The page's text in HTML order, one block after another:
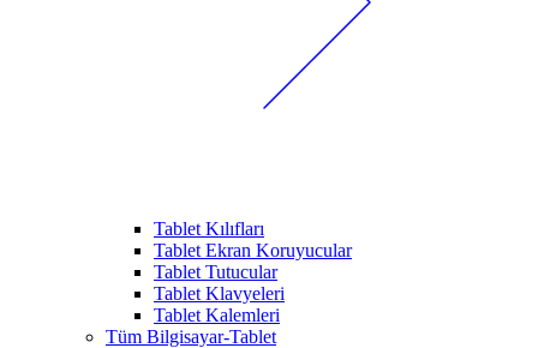
Tablet Kılıfları
Tablet Ekran Koruyucular
Tablet Tutucular
Tablet Klavyeleri
Tablet Kalemleri
Tüm Bilgisayar-Tablet